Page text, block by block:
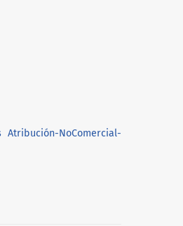
Atribución-NoComercial-